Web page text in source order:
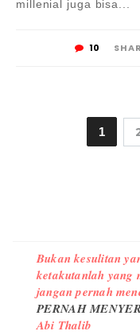
millenial juga bisa...
10
1
Bukan kesulitan
ketakutanlah yang
jangan pernah
PERNAH
Abi Thalib